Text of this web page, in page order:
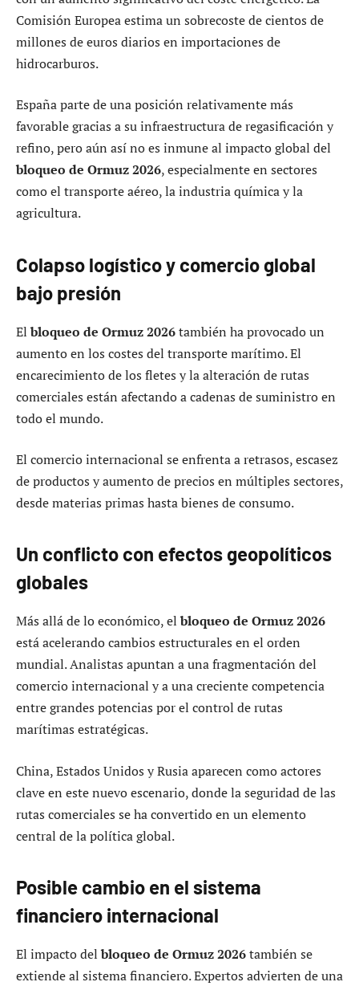
Comisión Europea estima un sobrecoste de cientos de
millones de euros diarios en importaciones de
hidrocarburos.
España parte de una posición relativamente más
favorable gracias a su infraestructura de regasificación y
refino, pero aún así no es inmune al impacto global del
bloqueo de Ormuz 2026, especialmente en sectores
como el transporte aéreo, la industria química y la
agricultura.
Colapso logístico y comercio global
bajo presión
Elbloqueo de Ormuz 2026también ha provocado un
aumento en los costes del transporte marítimo. El
encarecimiento de los fletes y la alteración de rutas
comerciales están afectando a cadenas de suministro en
todo el mundo.
El comercio internacional se enfrenta a retrasos, escasez
de productos y aumento de precios en múltiples sectores,
desde materias primas hasta bienes de consumo.
Un conflicto con efectos geopolíticos
globales
Más allá de lo económico, elbloqueo de Ormuz 2026
está acelerando cambios estructurales en el orden
mundial. Analistas apuntan a una fragmentación del
comercio internacional y a una creciente competencia
entre grandes potencias por el control de rutas
marítimas estratégicas.
China, Estados Unidos y Rusia aparecen como actores
clave en este nuevo escenario, donde la seguridad de las
rutas comerciales se ha convertido en un elemento
central de la política global.
Posible cambio en el sistema
financiero internacional
El impacto delbloqueo de Ormuz 2026también se
extiende al sistema financiero. Expertos advierten de una